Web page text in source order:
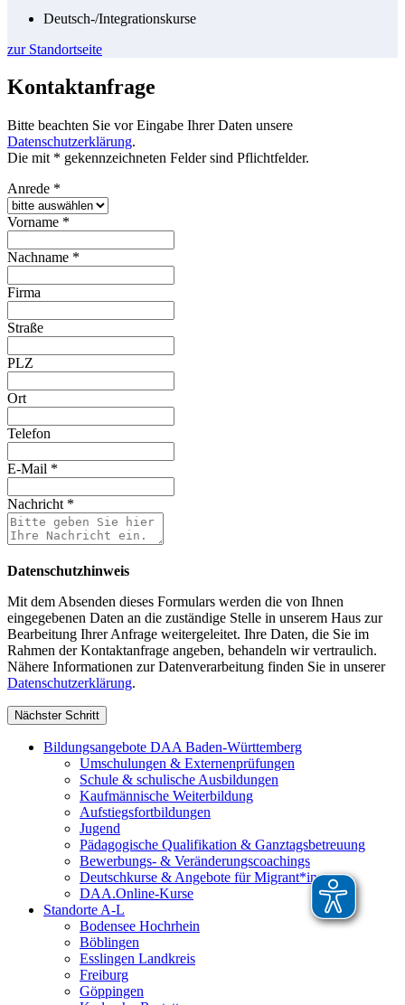
Deutsch-/Integrationskurse
zur Standortseite
Kontaktanfrage
Bitte beachten Sie vor Eingabe Ihrer Daten unsere
Datenschutzerklärung.
Die mit * gekennzeichneten Felder sind Pflichtfelder.
Anrede *
Vorname *
Nachname *
Firma
Straße
PLZ
Ort
Telefon
E-Mail *
Nachricht *
Datenschutzhinweis
Mit dem Absenden dieses Formulars werden die von Ihnen
eingegebenen Daten an die zuständige Stelle in unserem Haus zur
Bearbeitung Ihrer Anfrage weitergeleitet. Ihre Daten, die Sie im
Rahmen der Kontaktanfrage angeben, behandeln wir vertraulich.
Nähere Informationen zur Datenverarbeitung finden Sie in unserer
Datenschutzerklärung.
Nächster Schritt
Bildungsangebote DAA Baden-Württemberg
Umschulungen & Externenprüfungen
Schule & schulische Ausbildungen
Kaufmännische Weiterbildung
Aufstiegsfortbildungen
Jugend
Pädagogische Qualifikation & Ganztagsbetreuung
Bewerbungs- & Veränderungscoachings
Deutschkurse & Angebote für Migrant*innen
DAA.Online-Kurse
Standorte A-L
Bodensee Hochrhein
Böblingen
Esslingen Landkreis
Freiburg
Göppingen